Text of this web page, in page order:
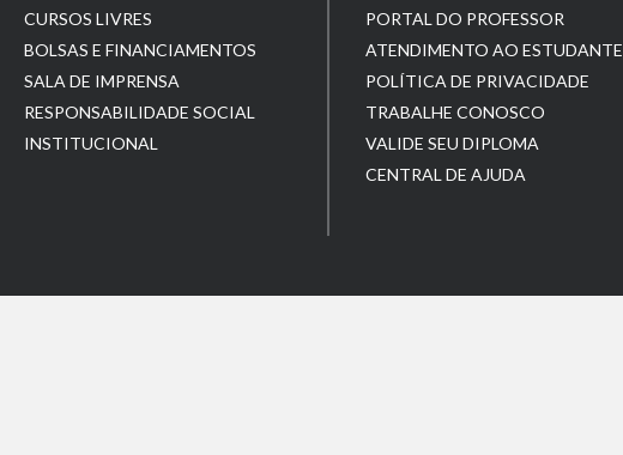
CURSOS LIVRES
BOLSAS E FINANCIAMENTOS
SALA DE IMPRENSA
RESPONSABILIDADE SOCIAL
INSTITUCIONAL
PORTAL DO PROFESSOR
ATENDIMENTO AO ESTUDANTE
POLÍTICA DE PRIVACIDADE
TRABALHE CONOSCO
VALIDE SEU DIPLOMA
CENTRAL DE AJUDA